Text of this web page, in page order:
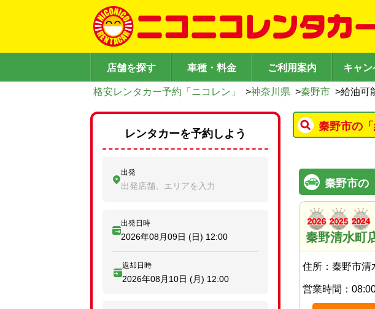
店舗を探す 車種・料金 ご利用案内 キャン
格安レンタカー予約「ニコレン」 >神奈川県 >秦野市 >給油可
秦野市の
秦野市の
秦野清水町
住所： 秦野市清
営業時間：
レンタカーを予約しよう
出発
出発店舗、エリアを入力
出発日時
2026年08月09日 (日) 12:00
返却日時
2026年08月10日 (月) 12:00